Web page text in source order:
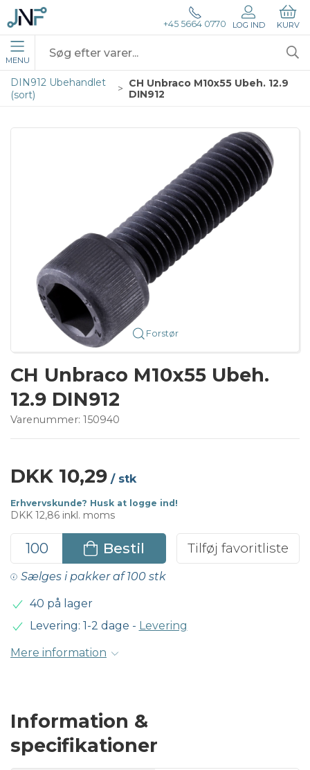
+45 5664 0770 LOG IND KURV
MENU
DIN912 Ubehandlet
(sort)
CH Unbraco M10x55 Ubeh. 12.9
DIN912
Forstør
CH Unbraco M10x55 Ubeh.
12.9 DIN912
Varenummer: 150940
DKK 10,29 / stk
Erhvervskunde? Husk at logge ind!
DKK 12,86 inkl. moms
Bestil
Sælges i pakker af 100 stk
Tilføj favoritliste
40 på lager
Levering: 1-2 dage - Levering
Mere information
Information &
specifikationer